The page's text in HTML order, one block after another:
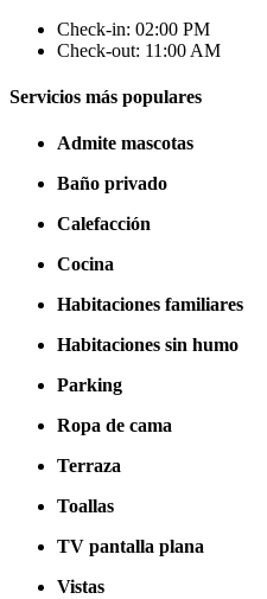
Check-in: 02:00 PM
Check-out: 11:00 AM
Servicios más populares
Admite mascotas
Baño privado
Calefacción
Cocina
Habitaciones familiares
Habitaciones sin humo
Parking
Ropa de cama
Terraza
Toallas
TV pantalla plana
Vistas